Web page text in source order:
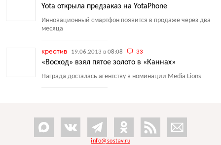
Yota открыла предзаказ на YotaPhone
Инновационный смартфон появится в продаже через два
месяца
креатив 19.06.2013 в 08:08 33
«Восход» взял пятое золото в «Каннах»
Награда досталась агентству в номинации Media Lions
info@sostav.ru